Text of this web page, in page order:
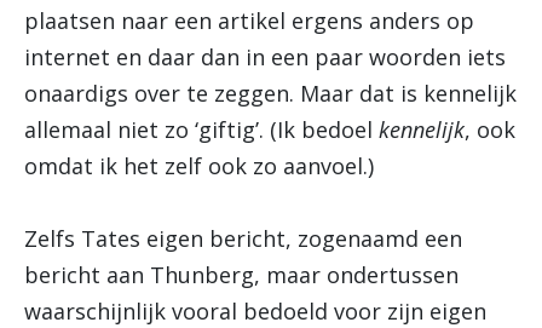
plaatsen naar een artikel ergens anders op
internet en daar dan in een paar woorden iets
onaardigs over te zeggen. Maar dat is kennelijk
allemaal niet zo ‘giftig’. (Ik bedoel kennelijk, ook
omdat ik het zelf ook zo aanvoel.)
Zelfs Tates eigen bericht, zogenaamd een
bericht aan Thunberg, maar ondertussen
waarschijnlijk vooral bedoeld voor zijn eigen